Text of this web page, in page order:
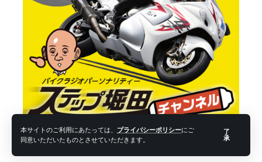
本サイトのご利用にあたっては、 プライバシーポリシーにご
同意いただいたものとさせていただきます。
了
承